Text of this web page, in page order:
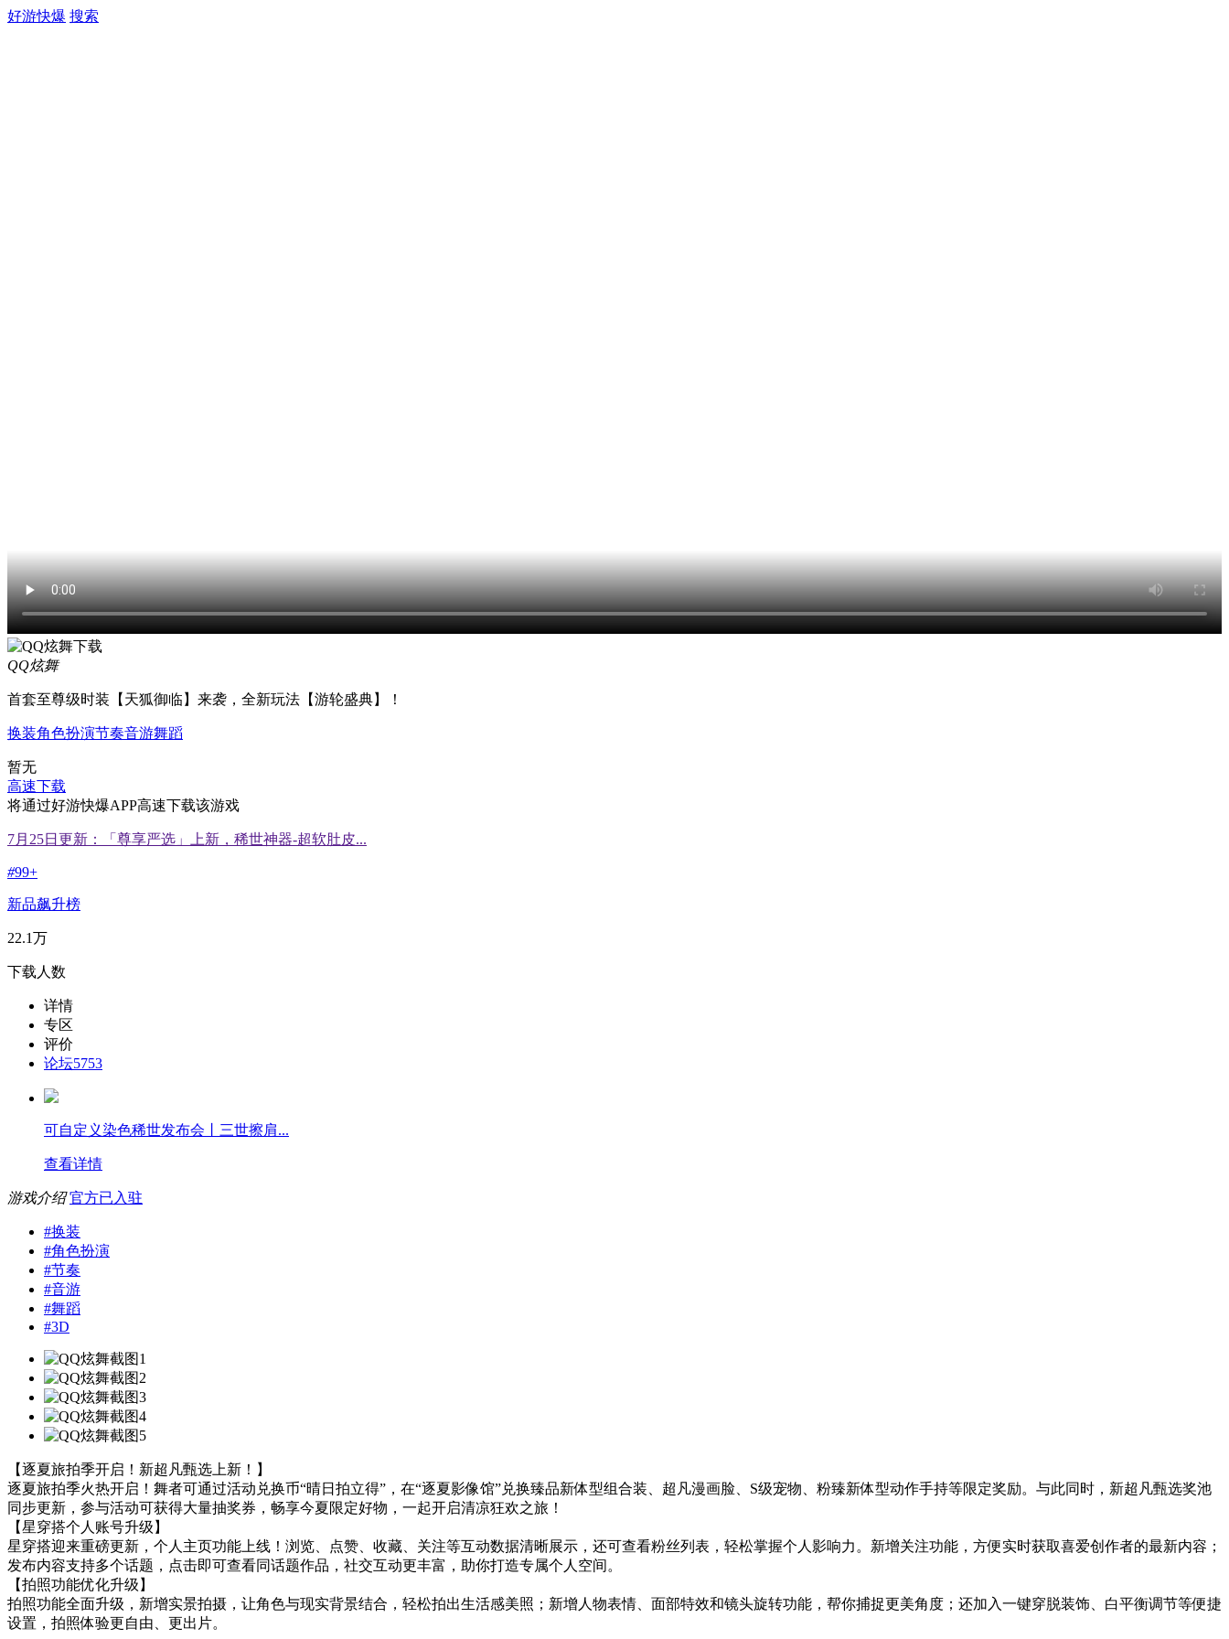
好游快爆 搜索
QQ炫舞
首套至尊级时装【天狐御临】来袭，全新玩法【游轮盛典】！
换装角色扮演节奏音游舞蹈
暂无
高速下载
将通过好游快爆APP高速下载该游戏
7月25日更新：「尊享严选」上新，稀世神器-超软肚皮...
#99+
新品飙升榜
22.1万
下载人数
详情
专区
评价
论坛5753
可自定义染色稀世发布会丨三世擦肩...
查看详情
游戏介绍 官方已入驻
#换装
#角色扮演
#节奏
#音游
#舞蹈
#3D
【逐夏旅拍季开启！新超凡甄选上新！】
逐夏旅拍季火热开启！舞者可通过活动兑换币“晴日拍立得”，在“逐夏影像馆”兑换臻品新体型组合装、超凡漫画脸、S级宠物、粉臻新体型动作手持等限定奖励。与此同时，新超凡甄选奖池
同步更新，参与活动可获得大量抽奖券，畅享今夏限定好物，一起开启清凉狂欢之旅！
【星穿搭个人账号升级】
星穿搭迎来重磅更新，个人主页功能上线！浏览、点赞、收藏、关注等互动数据清晰展示，还可查看粉丝列表，轻松掌握个人影响力。新增关注功能，方便实时获取喜爱创作者的最新内容；
发布内容支持多个话题，点击即可查看同话题作品，社交互动更丰富，助你打造专属个人空间。
【拍照功能优化升级】
拍照功能全面升级，新增实景拍摄，让角色与现实背景结合，轻松拍出生活感美照；新增人物表情、面部特效和镜头旋转功能，帮你捕捉更美角度；还加入一键穿脱装饰、白平衡调节等便捷
设置，拍照体验更自由、更出片。